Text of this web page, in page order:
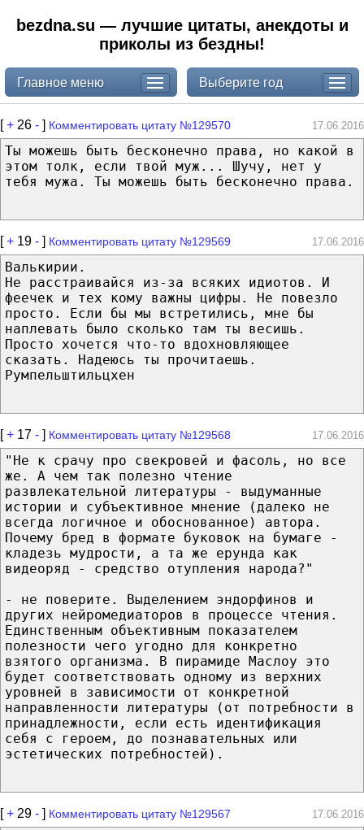
bezdna.su — лучшие цитаты, анекдоты и
приколы из бездны!
Главное меню Выберите год
[+ 26 - ] Комментировать цитату №129570 17.06.2016
Ты можешь быть бесконечно права, но какой в
этом толк, если твой муж... Шучу, нет у
тебя мужа. Ты можешь быть бесконечно права.
[+ 19 - ] Комментировать цитату №129569 17.06.2016
Валькирии.
Не расстраивайся из-за всяких идиотов. И
феечек и тех кому важны цифры. Не повезло
просто. Если бы мы встретились, мне бы
наплевать было сколько там ты весишь.
Просто хочется что-то вдохновляющее
сказать. Надеюсь ты прочитаешь.
Румпельштильцхен
[+ 17 - ] Комментировать цитату №129568 17.06.2016
"Не к срачу про свекровей и фасоль, но все
же. А чем так полезно чтение
развлекательной литературы - выдуманные
истории и субъективное мнение (далеко не
всегда логичное и обоснованное) автора.
Почему бред в формате буковок на бумаге -
кладезь мудрости, а та же ерунда как
видеоряд - средство отупления народа?"
- не поверите. Выделением эндорфинов и
других нейромедиаторов в процессе чтения.
Единственным объективным показателем
полезности чего угодно для конкретно
взятого организма. В пирамиде Маслоу это
будет соответствовать одному из верхних
уровней в зависимости от конкретной
направленности литературы (от потребности в
принадлежности, если есть идентификация
себя с героем, до познавательных или
эстетических потребностей).
[+ 29 - ] Комментировать цитату №129567 17.06.2016